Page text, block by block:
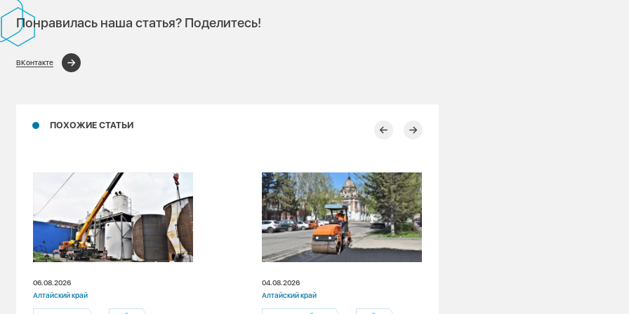
Понравилась наша статья? Поделитесь!
ВКонтакте
ПОХОЖИЕ СТАТЬИ
06.08.2026
Алтайский край
04.08.2026
Алтайский край